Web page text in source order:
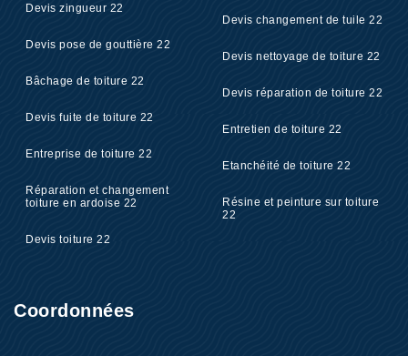
Devis zingueur 22
Devis pose de gouttière 22
Bâchage de toiture 22
Devis fuite de toiture 22
Entreprise de toiture 22
Réparation et changement
toiture en ardoise 22
Devis toiture 22
Devis changement de tuile 22
Devis nettoyage de toiture 22
Devis réparation de toiture 22
Entretien de toiture 22
Etanchéité de toiture 22
Résine et peinture sur toiture
22
Coordonnées